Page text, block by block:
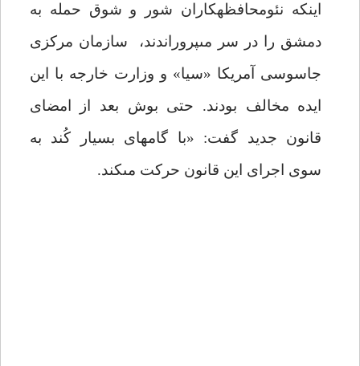
اینکه نئومحافظه‏کاران شور و شوق حمله به
دمشق را در سر مى‏پروراندند،
سازمان مرکزى
جاسوسى آمریکا «سیا» و وزارت خارجه با این
ایده مخالف بودند. حتى بوش بعد از امضاى
قانون جدید گفت: «با گام‏هاى بسیار کُند به
سوى اجراى این قانون حرکت مى‏کند.